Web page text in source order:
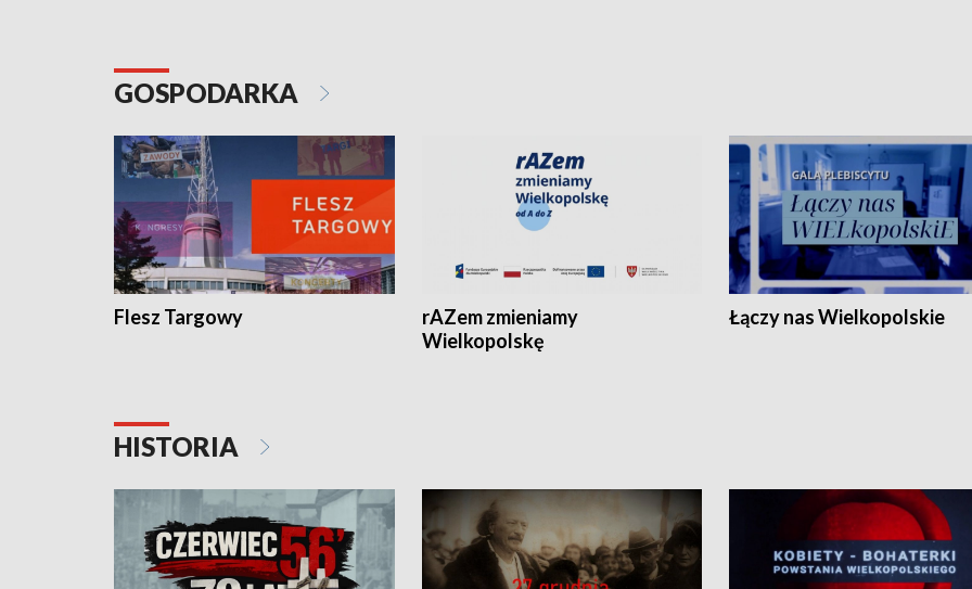
GOSPODARKA
Flesz Targowy
rAZem zmieniamy
Wielkopolskę
Łączy nas Wielkopolskie
HISTORIA